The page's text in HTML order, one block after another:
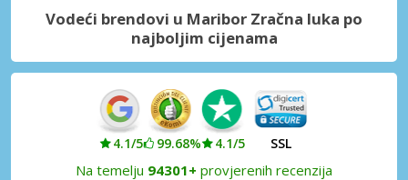
Vodeći brendovi u Maribor Zračna luka po
najboljim cijenama
4.1/5 99.68% 4.1/5 SSL
Na temelju 94301+ provjerenih recenzija